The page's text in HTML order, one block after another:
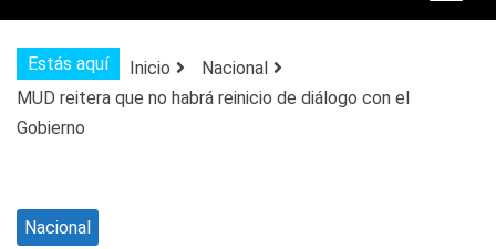
Estás aquí Inicio
Nacional
MUD reitera que no habrá reinicio de diálogo con el
Gobierno
Nacional